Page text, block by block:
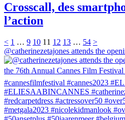
Crosscall, des
l’action
< 1 … 9 10 11 12 13 … 54 >
@catherinezetajones attends the